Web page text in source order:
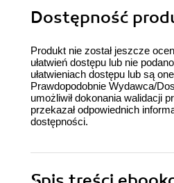
Dostępność
Produkt nie został jeszcze
ułatwień dostępu lub nie
ułatwieniach dostępu lub są
Prawdopodobnie Wydawca/
umożliwił dokonania walidacji
przekazał odpowiednich
dostępności.